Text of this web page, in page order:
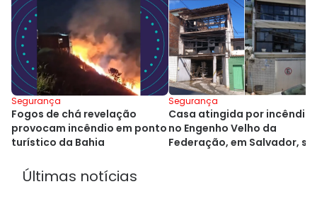
Segurança
Fogos de chá revelação
provocam incêndio em ponto
turístico da Bahia
Segurança
Casa atingida por incêndio
no Engenho Velho da
Federação, em Salvador,
Últimas notícias